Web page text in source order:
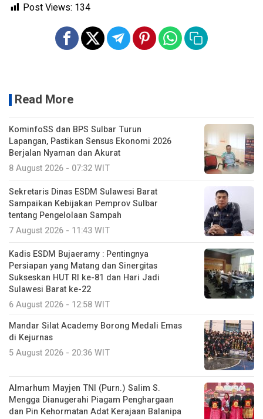
Post Views: 134
Read More
KominfoSS dan BPS Sulbar Turun
Lapangan, Pastikan Sensus Ekonomi 2026
Berjalan Nyaman dan Akurat
8 August 2026 - 07:32 WIT
Sekretaris Dinas ESDM Sulawesi Barat
Sampaikan Kebijakan Pemprov Sulbar
tentang Pengelolaan Sampah
7 August 2026 - 11:43 WIT
Kadis ESDM Bujaeramy : Pentingnya
Persiapan yang Matang dan Sinergitas
Sukseskan HUT RI ke-81 dan Hari Jadi
Sulawesi Barat ke-22
6 August 2026 - 12:58 WIT
Mandar Silat Academy Borong Medali Emas
di Kejurnas
5 August 2026 - 20:36 WIT
Almarhum Mayjen TNI (Purn.) Salim S.
Mengga Dianugerahi Piagam Penghargaan
dan Pin Kehormatan Adat Kerajaan Balanipa